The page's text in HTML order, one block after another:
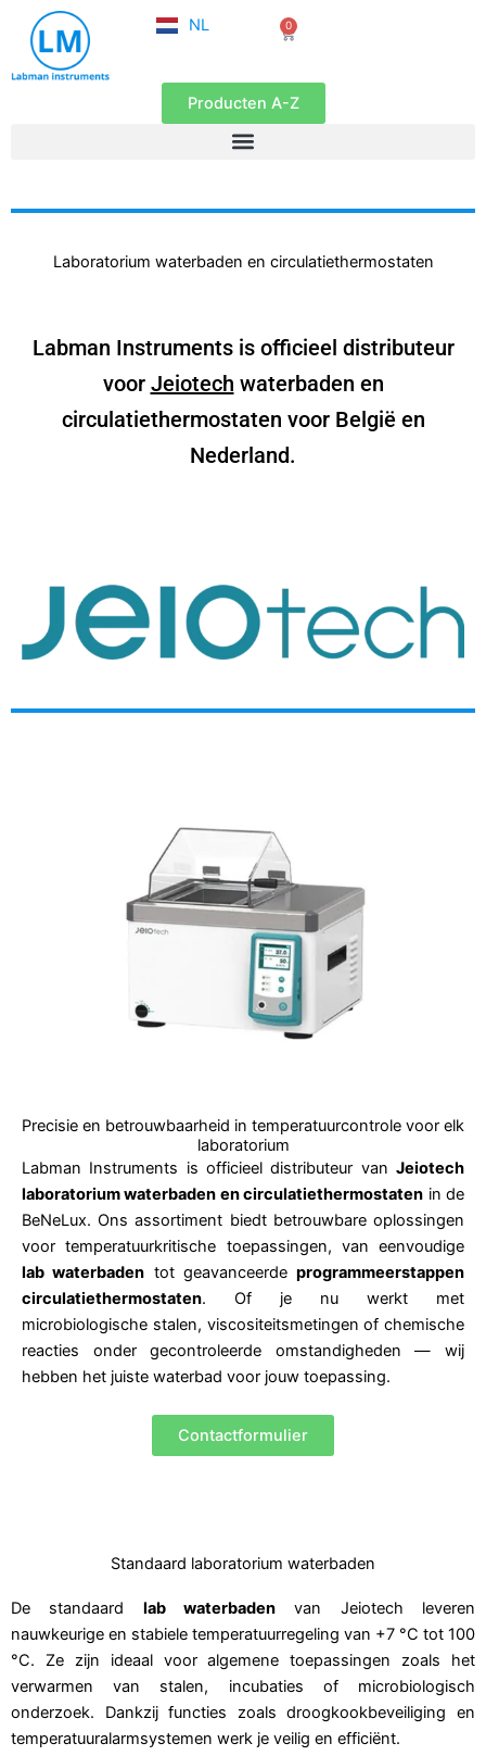
naar
NL
EN
0
Winkelwagen
Producten A-Z
Laboratorium waterbaden en circulatiethermostaten
Labman Instruments is officieel distributeur
voor Jeiotech waterbaden en
circulatiethermostaten voor België en
Nederland.
Precisie en betrouwbaarheid in temperatuurcontrole voor elk
laboratorium
Labman Instruments is officieel distributeur van Jeiotech
laboratorium waterbaden en circulatiethermostaten in de
BeNeLux. Ons assortiment biedt betrouwbare oplossingen
voor temperatuurkritische toepassingen, van eenvoudige
lab waterbaden tot geavanceerde programmeerstappen
circulatiethermostaten. Of je nu werkt met
microbiologische stalen, viscositeitsmetingen of chemische
reacties onder gecontroleerde omstandigheden — wij
hebben het juiste waterbad voor jouw toepassing.
Contactformulier
Standaard laboratorium waterbaden
De standaard lab waterbaden van Jeiotech leveren
nauwkeurige en stabiele temperatuurregeling van +7 °C tot 100
°C. Ze zijn ideaal voor algemene toepassingen zoals het
verwarmen van stalen, incubaties of microbiologisch
onderzoek. Dankzij functies zoals droogkookbeveiliging en
temperatuuralarmsystemen werk je veilig en efficiënt.